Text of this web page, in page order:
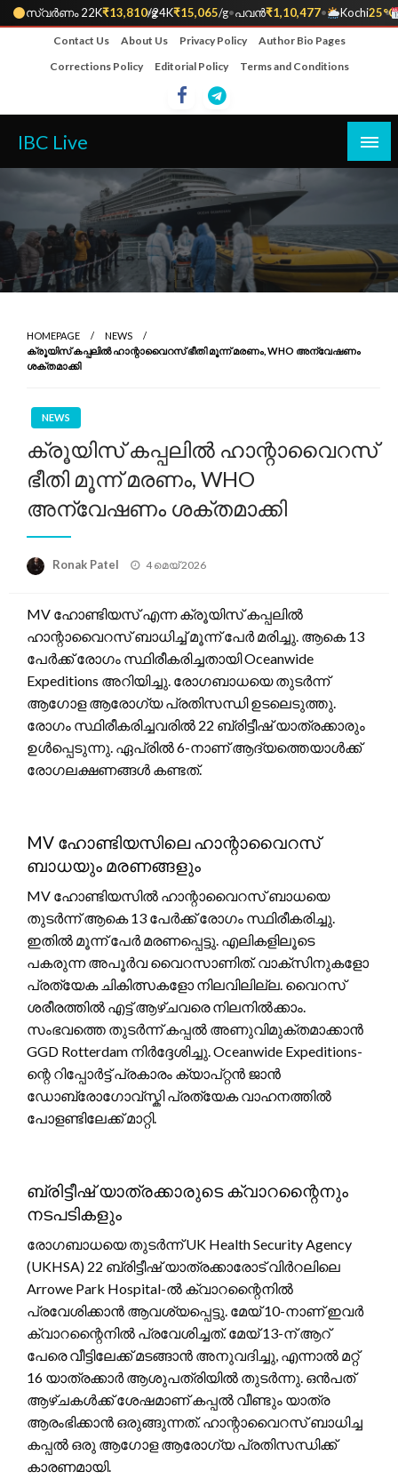
സ്വർണം 22K₹13,810/g
•24K₹15,065/g•പവൻ₹1,10,477• Kochi25°C
•
Contact Us About Us Privacy Policy
Author Bio Pages
Corrections Policy
Editorial Policy Terms and Conditions
IBC Live
HOMEPAGE
NEWS
ക്രൂയിസ് കപ്പലിൽ ഹാന്റാവൈറസ് ഭീതി മൂന്ന് മരണം, WHO അന്വേഷണം
ശക്തമാക്കി
NEWS
ക്രൂയിസ് കപ്പലിൽ ഹാന്റാവൈറസ്
ഭീതി മൂന്ന് മരണം, WHO
അന്വേഷണം ശക്തമാക്കി
Ronak Patel
Posted
4 മെയ്‌ 2026
MV ഹോണ്ടിയസ് എന്ന ക്രൂയിസ് കപ്പലിൽ
ഹാന്റാവൈറസ് ബാധിച്ച് മൂന്ന് പേർ മരിച്ചു. ആകെ 13
പേർക്ക് രോഗം സ്ഥിരീകരിച്ചതായി Oceanwide
Expeditions അറിയിച്ചു. രോഗബാധയെ തുടർന്ന്
ആഗോള ആരോഗ്യ പ്രതിസന്ധി ഉടലെടുത്തു.
രോഗം സ്ഥിരീകരിച്ചവരിൽ 22 ബ്രിട്ടീഷ് യാത്രക്കാരും
ഉൾപ്പെടുന്നു. ഏപ്രിൽ 6-നാണ് ആദ്യത്തെയാൾക്ക്
രോഗലക്ഷണങ്ങൾ കണ്ടത്.
MV ഹോണ്ടിയസിലെ ഹാന്റാവൈറസ്
ബാധയും മരണങ്ങളും
MV ഹോണ്ടിയസിൽ ഹാന്റാവൈറസ് ബാധയെ
തുടർന്ന് ആകെ 13 പേർക്ക് രോഗം സ്ഥിരീകരിച്ചു.
ഇതിൽ മൂന്ന് പേർ മരണപ്പെട്ടു. എലികളിലൂടെ
പകരുന്ന അപൂർവ വൈറസാണിത്. വാക്സിനുകളോ
പ്രത്യേക ചികിത്സകളോ നിലവിലില്ല. വൈറസ്
ശരീരത്തിൽ എട്ട് ആഴ്ചവരെ നിലനിൽക്കാം.
സംഭവത്തെ തുടർന്ന് കപ്പൽ അണുവിമുക്തമാക്കാൻ
GGD Rotterdam നിർദ്ദേശിച്ചു. Oceanwide Expeditions-
ന്റെ റിപ്പോർട്ട് പ്രകാരം ക്യാപ്റ്റൻ ജാൻ
ഡോബ്രോഗോവ്സ്കി പ്രത്യേക വാഹനത്തിൽ
പോളണ്ടിലേക്ക് മാറ്റി.
ബ്രിട്ടീഷ് യാത്രക്കാരുടെ ക്വാറന്റൈനും
നടപടികളും
രോഗബാധയെ തുടർന്ന് UK Health Security Agency
(UKHSA) 22 ബ്രിട്ടീഷ് യാത്രക്കാരോട് വിർറലിലെ
Arrowe Park Hospital-ൽ ക്വാറന്റൈനിൽ
പ്രവേശിക്കാൻ ആവശ്യപ്പെട്ടു. മേയ് 10-നാണ് ഇവർ
ക്വാറന്റൈനിൽ പ്രവേശിച്ചത്. മേയ് 13-ന് ആറ്
പേരെ വീട്ടിലേക്ക് മടങ്ങാൻ അനുവദിച്ചു, എന്നാൽ മറ്റ്
16 യാത്രക്കാർ ആശുപത്രിയിൽ തുടർന്നു. ഒൻപത്
ആഴ്ചകൾക്ക് ശേഷമാണ് കപ്പൽ വീണ്ടും യാത്ര
ആരംഭിക്കാൻ ഒരുങ്ങുന്നത്. ഹാന്റാവൈറസ് ബാധിച്ച
കപ്പൽ ഒരു ആഗോള ആരോഗ്യ പ്രതിസന്ധിക്ക്
കാരണമായി.